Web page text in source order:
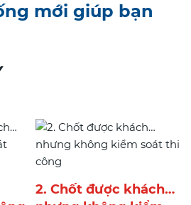
mới giúp bạn
2. Chốt được khách…